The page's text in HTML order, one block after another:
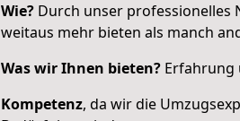
Wie? Durch unser professionelles
weitaus mehr bieten als manch
Was wir Ihnen bieten? Erfahrung
Kompetenz, da wir die